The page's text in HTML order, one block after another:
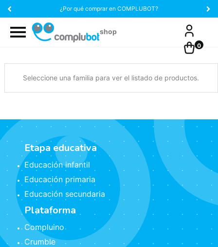
¿Por qué comprar en COMPLUBOT?
0
Seleccione una familia para ver el listado de productos.
Etapa educativa
Educación infantil
Educación primaria
Educación secundaria
Plataforma
Compluino
Crumble